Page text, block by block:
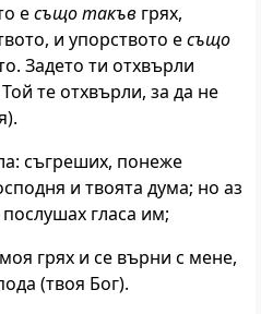
есъщо такъв грях,
и упорството есъщо
Задето ти отхвърли
те отхвърли, за да не
съгреших, понеже
и твоята дума; но аз
гласа им;
грях и се върни с мене,
(твоя Бог).